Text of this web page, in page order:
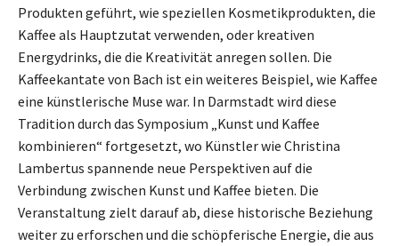
Produkten geführt, wie speziellen Kosmetikprodukten, die
Kaffee als Hauptzutat verwenden, oder kreativen
Energydrinks, die die Kreativität anregen sollen. Die
Kaffeekantate von Bach ist ein weiteres Beispiel, wie Kaffee
eine künstlerische Muse war. In Darmstadt wird diese
Tradition durch das Symposium „Kunst und Kaffee
kombinieren“ fortgesetzt, wo Künstler wie Christina
Lambertus spannende neue Perspektiven auf die
Verbindung zwischen Kunst und Kaffee bieten. Die
Veranstaltung zielt darauf ab, diese historische Beziehung
weiter zu erforschen und die schöpferische Energie, die aus